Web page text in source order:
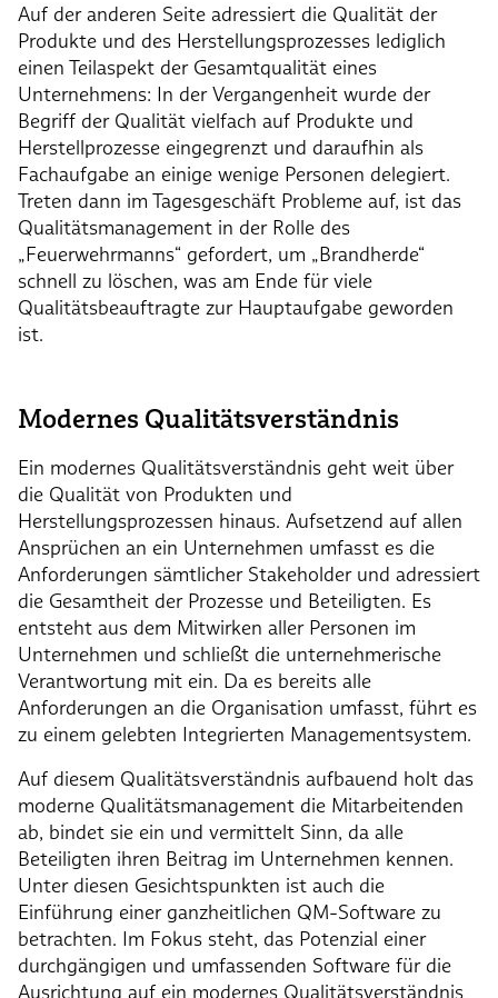
Auf der anderen Seite adressiert die Qualität der
Produkte und des Herstellungsprozesses lediglich
einen Teilaspekt der Gesamtqualität eines
Unternehmens: In der Vergangenheit wurde der
Begriff der Qualität vielfach auf Produkte und
Herstellprozesse eingegrenzt und daraufhin als
Fachaufgabe an einige wenige Personen delegiert.
Treten dann im Tagesgeschäft Probleme auf, ist das
Qualitätsmanagement in der Rolle des
„Feuerwehrmanns“ gefordert, um „Brandherde“
schnell zu löschen, was am Ende für viele
Qualitätsbeauftragte zur Hauptaufgabe geworden
ist.
Modernes Qualitätsverständnis
Ein modernes Qualitätsverständnis geht weit über
die Qualität von Produkten und
Herstellungsprozessen hinaus. Aufsetzend auf allen
Ansprüchen an ein Unternehmen umfasst es die
Anforderungen sämtlicher Stakeholder und adressiert
die Gesamtheit der Prozesse und Beteiligten. Es
entsteht aus dem Mitwirken aller Personen im
Unternehmen und schließt die unternehmerische
Verantwortung mit ein. Da es bereits alle
Anforderungen an die Organisation umfasst, führt es
zu einem gelebten Integrierten Managementsystem.
Auf diesem Qualitätsverständnis aufbauend holt das
moderne Qualitätsmanagement die Mitarbeitenden
ab, bindet sie ein und vermittelt Sinn, da alle
Beteiligten ihren Beitrag im Unternehmen kennen.
Unter diesen Gesichtspunkten ist auch die
Einführung einer ganzheitlichen QM-Software zu
betrachten. Im Fokus steht, das Potenzial einer
durchgängigen und umfassenden Software für die
Ausrichtung auf ein modernes Qualitätsverständnis